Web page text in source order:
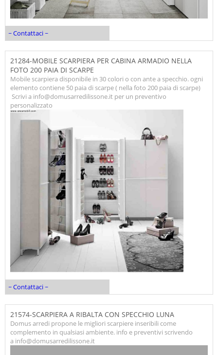
~ Contattaci ~
21284-MOBILE SCARPIERA PER CABINA ARMADIO NELLA
FOTO 200 PAIA DI SCARPE
Mobile scarpiera disponibile in 30 colori o con ante a specchio. ogni
elemento contiene 50 paia di scarpe ( nella foto 200 paia di scarpe)
Scrivi a info@domusarredilissone.it per un preventivo
personalizzato
~ Contattaci ~
21574-SCARPIERA A RIBALTA CON SPECCHIO LUNA
Domus arredi propone le migliori scarpiere inseribili come
complemento in qualsiasi ambiente. info e preventivi scrivendo
a info@domusarredilissone.it